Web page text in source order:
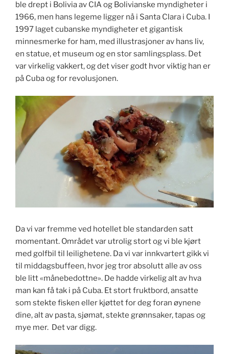
ble drept i Bolivia av CIA og Bolivianske myndigheter i
1966, men hans legeme ligger nå i Santa Clara i Cuba. I
1997 laget cubanske myndigheter et gigantisk
minnesmerke for ham, med illustrasjoner av hans liv,
en statue, et museum og en stor samlingsplass. Det
var virkelig vakkert, og det viser godt hvor viktig han er
på Cuba og for revolusjonen.
Da vi var fremme ved hotellet ble standarden satt
momentant. Området var utrolig stort og vi ble kjørt
med golfbil til leilighetene. Da vi var innkvartert gikk vi
til middagsbuffeen, hvor jeg tror absolutt alle av oss
ble litt «månebedottne». De hadde virkelig alt av hva
man kan få tak i på Cuba. Et stort fruktbord, ansatte
som stekte fisken eller kjøttet for deg foran øynene
dine, alt av pasta, sjømat, stekte grønnsaker, tapas og
mye mer. Det var digg.